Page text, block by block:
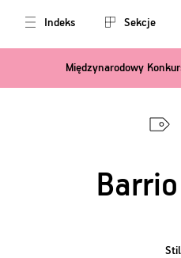
Indeks Sekcje
Międzynarodowy